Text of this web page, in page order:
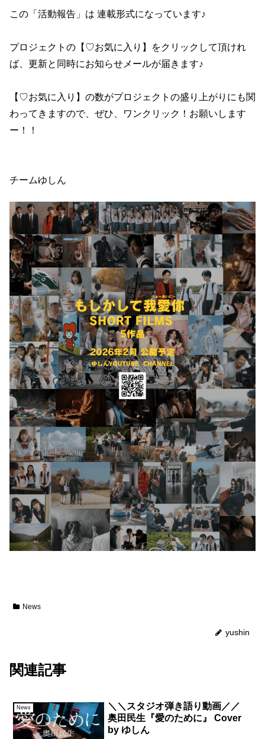
この「活動報告」は 連載形式になっています♪
プロジェクトの【♡お気に入り】をクリックして頂けれ
ば、更新と同時にお知らせメールが届きます♪
【♡お気に入り】の数がプロジェクトの盛り上がりにも関
わってきますので、ぜひ、ワンクリック！お願いします
ー！！
チームゆしん
News
yushin
関連記事
News
＼＼スタジオ弾き語り動画／／
奥田民生『愛のために』 Cover
by ゆしん